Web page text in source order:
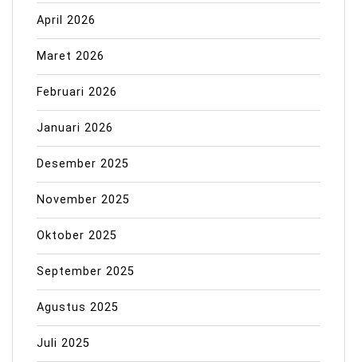
April 2026
Maret 2026
Februari 2026
Januari 2026
Desember 2025
November 2025
Oktober 2025
September 2025
Agustus 2025
Juli 2025